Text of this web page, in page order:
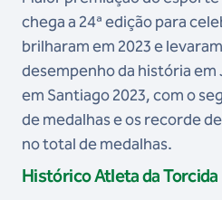
chega a 24ª edição para
brilharam em 2023 e
desempenho da história
em Santiago 2023, com o
de medalhas e os recorde
no total de medalhas.
Histórico Atleta da Torcida